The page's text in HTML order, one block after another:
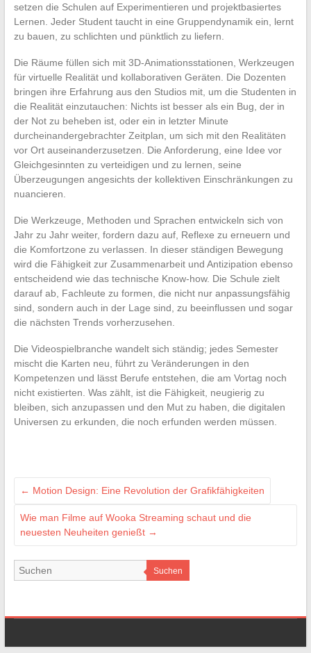
setzen die Schulen auf Experimentieren und projektbasiertes
Lernen. Jeder Student taucht in eine Gruppendynamik ein, lernt
zu bauen, zu schlichten und pünktlich zu liefern.
Die Räume füllen sich mit 3D-Animationsstationen, Werkzeugen
für virtuelle Realität und kollaborativen Geräten. Die Dozenten
bringen ihre Erfahrung aus den Studios mit, um die Studenten in
die Realität einzutauchen: Nichts ist besser als ein Bug, der in
der Not zu beheben ist, oder ein in letzter Minute
durcheinandergebrachter Zeitplan, um sich mit den Realitäten
vor Ort auseinanderzusetzen. Die Anforderung, eine Idee vor
Gleichgesinnten zu verteidigen und zu lernen, seine
Überzeugungen angesichts der kollektiven Einschränkungen zu
nuancieren.
Die Werkzeuge, Methoden und Sprachen entwickeln sich von
Jahr zu Jahr weiter, fordern dazu auf, Reflexe zu erneuern und
die Komfortzone zu verlassen. In dieser ständigen Bewegung
wird die Fähigkeit zur Zusammenarbeit und Antizipation ebenso
entscheidend wie das technische Know-how. Die Schule zielt
darauf ab, Fachleute zu formen, die nicht nur anpassungsfähig
sind, sondern auch in der Lage sind, zu beeinflussen und sogar
die nächsten Trends vorherzusehen.
Die Videospielbranche wandelt sich ständig; jedes Semester
mischt die Karten neu, führt zu Veränderungen in den
Kompetenzen und lässt Berufe entstehen, die am Vortag noch
nicht existierten. Was zählt, ist die Fähigkeit, neugierig zu
bleiben, sich anzupassen und den Mut zu haben, die digitalen
Universen zu erkunden, die noch erfunden werden müssen.
← Motion Design: Eine Revolution der Grafikfähigkeiten
Wie man Filme auf Wooka Streaming schaut und die
neuesten Neuheiten genießt →
Suchen